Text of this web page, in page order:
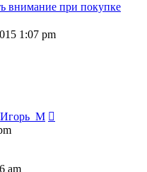
внимание при покупке
1:07 pm
Игорь_М
am